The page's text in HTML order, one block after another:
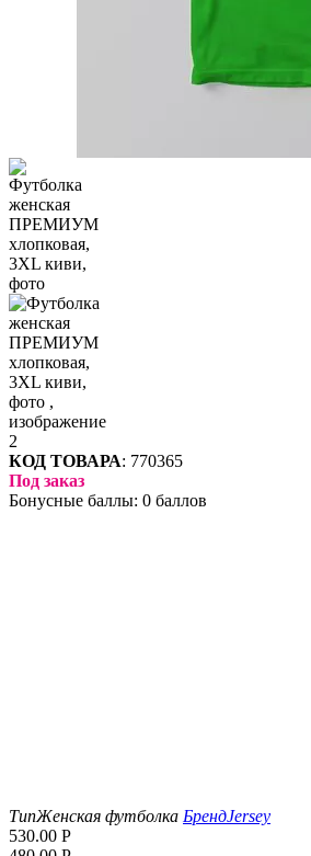
КОД ТОВАРА: 770365
Под заказ
Бонусные баллы: 0 баллов
ТипЖенская футболка БрендJersey
530.00 Р